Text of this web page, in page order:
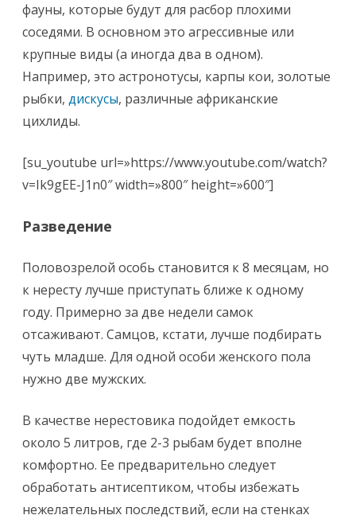
фауны, которые будут для расбор плохими
соседями. В основном это агрессивные или
крупные виды (а иногда два в одном).
Например, это астронотусы, карпы кои, золотые
рыбки, дискусы, различные африканские
цихлиды.
[su_youtube url=»https://www.youtube.com/watch?
v=Ik9gEE-J1n0″ width=»800″ height=»600″]
Разведение
Половозрелой особь становится к 8 месяцам, но
к нересту лучше приступать ближе к одному
году. Примерно за две недели самок
отсаживают. Самцов, кстати, лучше подбирать
чуть младше. Для одной особи женского пола
нужно две мужских.
В качестве нерестовика подойдет емкость
около 5 литров, где 2-3 рыбам будет вполне
комфортно. Ее предварительно следует
обработать антисептиком, чтобы избежать
нежелательных последствий, если на стенках